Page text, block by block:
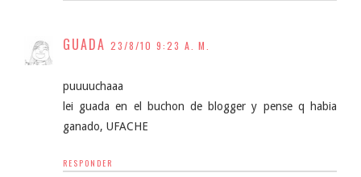
GUADA 23/8/10 9:23 A. M.
puuuuchaaa
lei guada en el buchon de blogger y pense q habia
ganado, UFACHE
RESPONDER